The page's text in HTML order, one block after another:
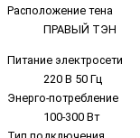
Расположение тена
ПРАВЫЙ ТЭН
Питание электросети
220 В 50 Гц
Энерго-потребление
100-300 Вт